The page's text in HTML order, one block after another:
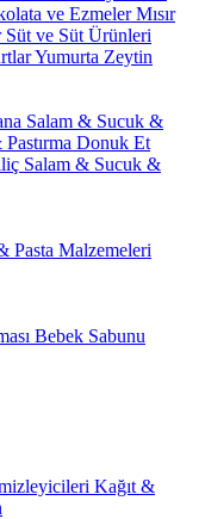
ve EzmelerMısır
Süt ve Süt Ürünleri
Yumurta Zeytin
Salam & Sucuk &
Donuk Et
Salam & Sucuk &
Pasta Malzemeleri
Bebek Sabunu
Kağıt &